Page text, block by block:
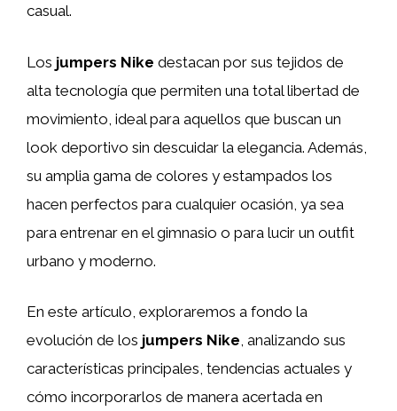
casual.
Los jumpers Nike destacan por sus tejidos de
alta tecnología que permiten una total libertad de
movimiento, ideal para aquellos que buscan un
look deportivo sin descuidar la elegancia. Además,
su amplia gama de colores y estampados los
hacen perfectos para cualquier ocasión, ya sea
para entrenar en el gimnasio o para lucir un outfit
urbano y moderno.
En este artículo, exploraremos a fondo la
evolución de los jumpers Nike, analizando sus
características principales, tendencias actuales y
cómo incorporarlos de manera acertada en